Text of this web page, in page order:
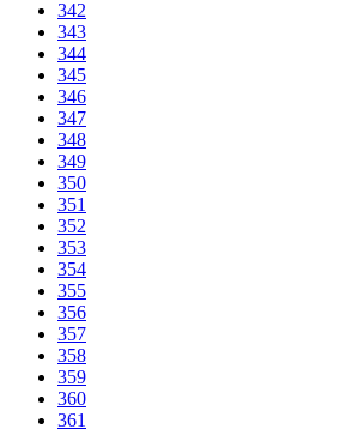
342
343
344
345
346
347
348
349
350
351
352
353
354
355
356
357
358
359
360
361